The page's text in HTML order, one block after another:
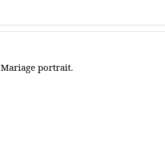
Mariage portrait.